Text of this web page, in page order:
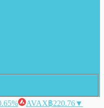
AVAX฿220.76▼